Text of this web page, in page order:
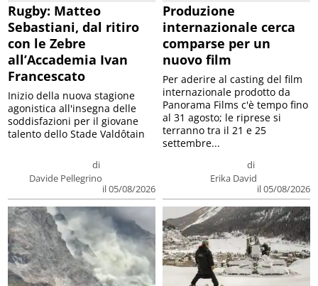
Rugby: Matteo
Sebastiani, dal ritiro
con le Zebre
all’Accademia Ivan
Francescato
di
Davide Pellegrino
il 05/08/2026
Inizio della nuova stagione
agonistica all'insegna delle
soddisfazioni per il giovane
talento dello Stade Valdôtain
Produzione
internazionale cerca
comparse per un
nuovo film
di
Erika David
il 05/08/2026
Per aderire al casting del film
internazionale prodotto da
Panorama Films c'è tempo fino
al 31 agosto; le riprese si
terranno tra il 21 e 25
settembre...